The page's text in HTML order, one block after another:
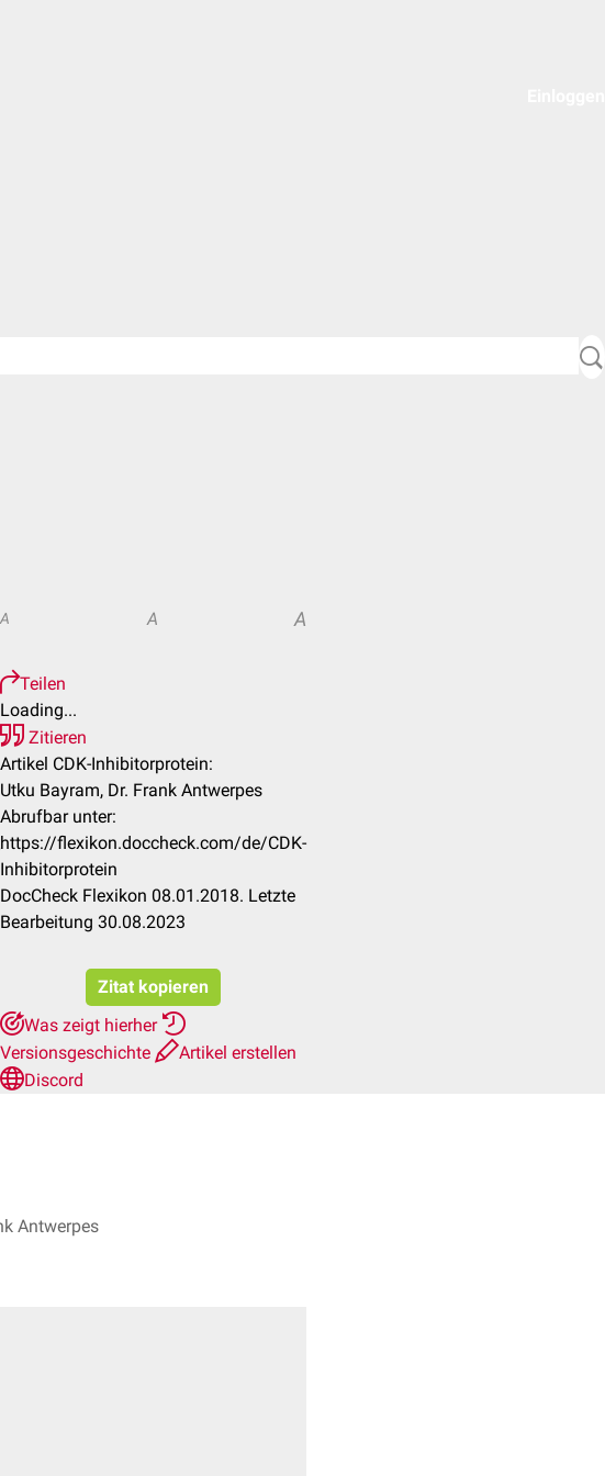
A A A
Teilen
Loading...
Zitieren
Artikel CDK-Inhibitorprotein:
Utku Bayram, Dr. Frank Antwerpes
Abrufbar unter:
https://flexikon.doccheck.com/de/CDK-
Inhibitorprotein
DocCheck Flexikon 08.01.2018. Letzte
Bearbeitung 30.08.2023
Zitat kopieren
Was zeigt hierher
Versionsgeschichte
Artikel erstellen
Discord
Antwerpes